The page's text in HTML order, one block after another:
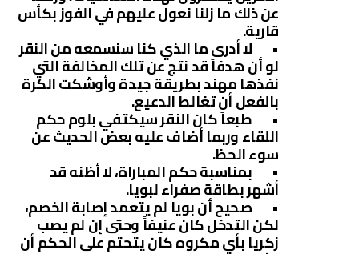
عن ذلك ما زلنا نعول عليهم في الفوز بكأس
قارية.
• لا أدرى ما الذي كنا سنسمعه من النقر
لو أن هدفاً قد نتج عن تلك المخالفة التي
نفذها مهند بطريقة جيدة وأوشكت الكرة
بالفعل أن تغالط الدعيع.
• طبعاً كان النقر سيكتفي بلوم حكم
اللقاء وربما أضاف عليه بعض الحديث عن
سوء الحظ.
• بمناسبة حكم المباراة، لا أظنه قد
أشهر بطاقة صفراء لبويا.
• صحيح أن بويا لم يتعمد إصابة الخصم،
لكن التدخل كان عنيفاً وحتى إن لم يصب
زكريا بأي مكروه كان يتحتم على الحكم أن